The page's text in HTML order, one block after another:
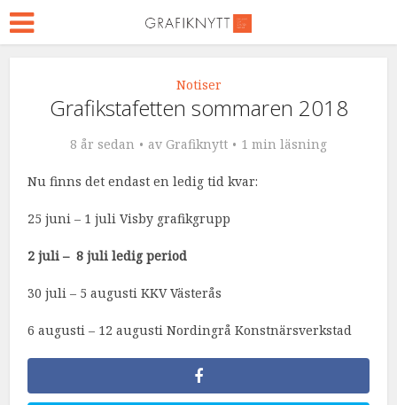
Notiser
Grafikstafetten sommaren 2018
8 år sedan av Grafiknytt 1 min läsning
Nu finns det endast en ledig tid kvar:
25 juni – 1 juli Visby grafikgrupp
2 juli – 8 juli ledig period
30 juli – 5 augusti KKV Västerås
6 augusti – 12 augusti Nordingrå Konstnärsverkstad